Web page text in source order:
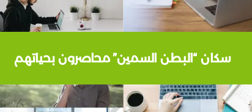
سكان “البطن السمين” محاصرون بحياتهم